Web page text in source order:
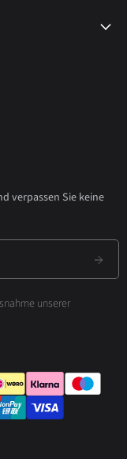
verpassen Sie keine
unserer